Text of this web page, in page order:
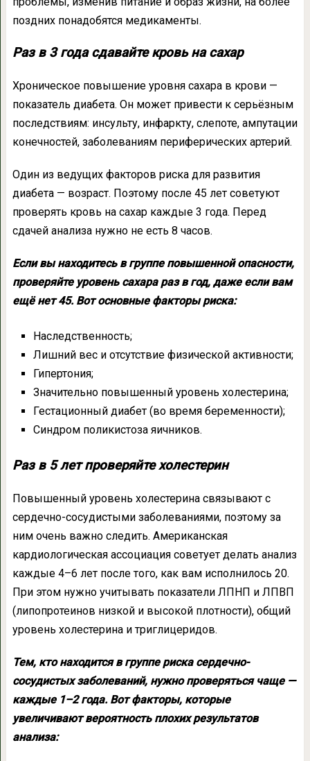
поздних понадобятся медикаменты.
Раз в 3 года сдавайте кровь на сахар
Хроническое повышение уровня сахара в крови —
показатель диабета. Он может привести к серьёзным
последствиям: инсульту, инфаркту, слепоте, ампутации
конечностей, заболеваниям периферических артерий.
Один из ведущих факторов риска для развития
диабета — возраст. Поэтому после 45 лет советуют
проверять кровь на сахар каждые 3 года. Перед
сдачей анализа нужно не есть 8 часов.
Если вы находитесь в группе повышенной опасности,
проверяйте уровень сахара раз в год, даже если вам
ещё нет 45. Вот основные факторы риска:
Наследственность;
Лишний вес и отсутствие физической активности;
Гипертония;
Значительно повышенный уровень холестерина;
Гестационный диабет (во время беременности);
Синдром поликистоза яичников.
Раз в 5 лет проверяйте холестерин
Повышенный уровень холестерина связывают с
сердечно-сосудистыми заболеваниями, поэтому за
ним очень важно следить. Американская
кардиологическая ассоциация советует делать анализ
каждые 4–6 лет после того, как вам исполнилось 20.
При этом нужно учитывать показатели ЛПНП и ЛПВП
(липопротеинов низкой и высокой плотности), общий
уровень холестерина и триглицеридов.
Тем, кто находится в группе риска сердечно-
сосудистых заболеваний, нужно проверяться чаще —
каждые 1–2 года. Вот факторы, которые
увеличивают вероятность плохих результатов
анализа: